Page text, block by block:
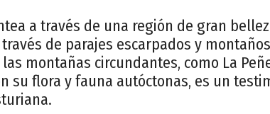
a través de una región de gran
de parajes escarpados y
montañas circundantes, como La
su flora y fauna autóctonas, es un